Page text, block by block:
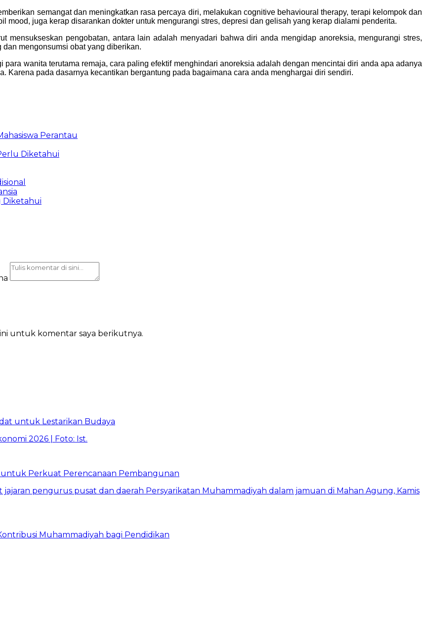
semangat dan meningkatkan rasa percaya diri, melakukan cognitive behavioural therapy, terapi kelompok dan
mood, juga kerap disarankan dokter untuk mengurangi stres, depresi dan gelisah yang kerap dialami penderita.
mensukseskan pengobatan, antara lain adalah menyadari bahwa diri anda mengidap anoreksia, mengurangi stres,
mengonsumsi obat yang diberikan.
wanita terutama remaja, cara paling efektif menghindari anoreksia adalah dengan mencintai diri anda apa adanya
Karena pada dasarnya kecantikan bergantung pada bagaimana cara anda menghargai diri sendiri.
Perantau
Diketahui
Diketahui
untuk komentar saya berikutnya.
untuk Lestarikan Budaya
Perkuat Perencanaan Pembangunan
Muhammadiyah bagi Pendidikan